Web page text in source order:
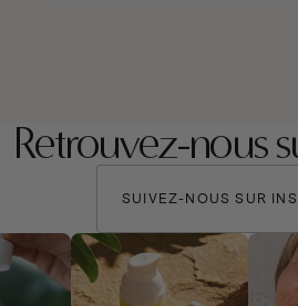
Retrouvez-nous
SUIVEZ-NOUS SUR